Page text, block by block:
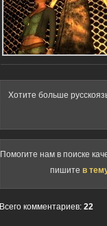
Хотите больше
Помогите нам в поиске
пишите в
Всего комментариев: 22